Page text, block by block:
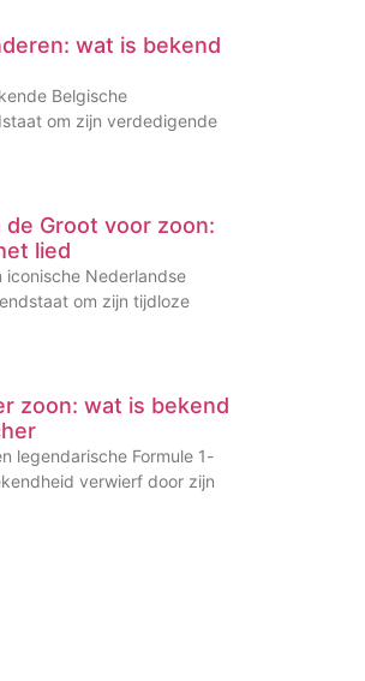
wat is bekend
Belgische
om zijn verdedigende
Groot voor zoon:
lied
iconische Nederlandse
om zijn tijdloze
zoon: wat is bekend
legendarische Formule 1-
verwierf door zijn